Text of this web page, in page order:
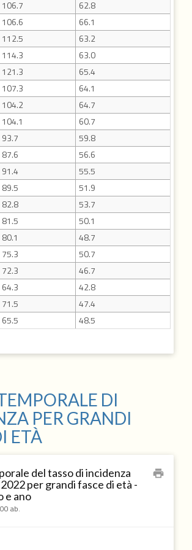
106.7
62.8
106.6
66.1
112.5
63.2
114.3
63.0
121.3
65.4
107.3
64.1
104.2
64.7
104.1
60.7
93.7
59.8
87.6
56.6
91.4
55.5
89.5
51.9
82.8
53.7
81.5
50.1
80.1
48.7
75.3
50.7
72.3
46.7
64.3
42.8
71.5
47.4
65.5 48.5
DI
PER GRANDI
ETÀ
del tasso di incidenza
per grandi fasce di età -
e ano
ab.
print